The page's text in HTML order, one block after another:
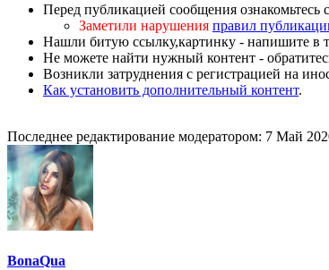
Перед публикацией сообщения ознакомьтесь с
Заметили нарушения правил
Нашли битую ссылку,картинку - напишите в
Не можете найти нужный контент -
Возникли затруднения с регистрацией на
Как установить дополнительный контент.
Последнее редактирование модератором: 7 Май
BonaQua